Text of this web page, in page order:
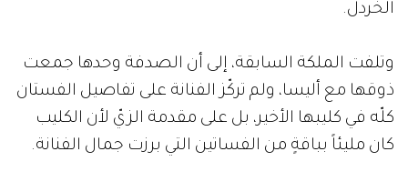
الخردل.
وتلفت الملكة السابقة، إلى أن الصدفة وحدها جمعت
ذوقها مع أليسا، ولم تركّز الفنانة على تفاصيل الفستان
كلّه في كليبها الأخير، بل على مقدمة الزيّ لأن الكليب
كان مليئاً بباقةٍ من الفساتين التي برزت جمال الفنانة.